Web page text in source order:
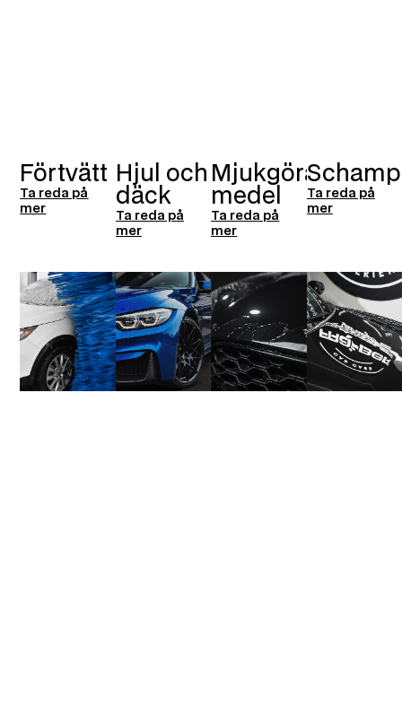
Förtvätt
Ta reda på
mer
Hjul och
däck
Ta reda på
mer
Mjukgörande
medel
Ta reda på
mer
Ta reda på
mer